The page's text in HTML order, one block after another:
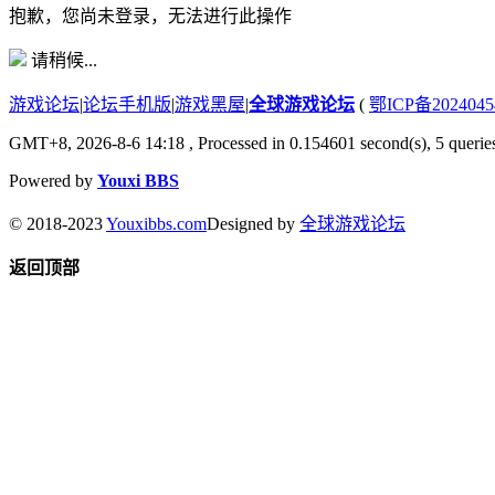
抱歉，您尚未登录，无法进行此操作
请稍候...
游戏论坛|论坛手机版|游戏黑屋|全球游戏论坛 ( 鄂ICP备
GMT+8, 2026-8-6 14:18 , Processed in 0.154601 second(s), 5
Powered by Youxi BBS
© 2018-2023Youxibbs.comDesigned by 全球游戏论坛
返回顶部